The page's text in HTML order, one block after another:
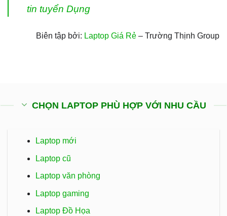
tin tuyển Dụng
Biên tập bởi: Laptop Giá Rẻ – Trường Thịnh Group
CHỌN LAPTOP PHÙ HỢP VỚI NHU CẦU
Laptop mới
Laptop cũ
Laptop văn phòng
Laptop gaming
Laptop Đồ Họa